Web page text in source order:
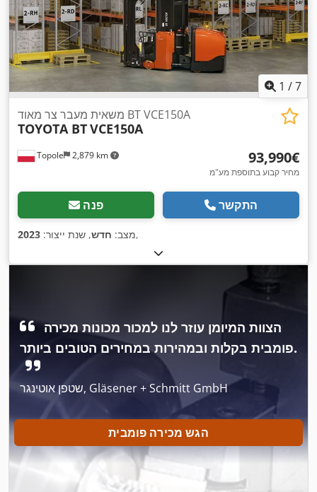
1 /7
Topole 2,879 km
משאית מעבר צר מאוד BT VCE150A
TOYOTA BTVCE150A
‏93,990 ‏€
מחיר קבוע בתוספת מע"מ
פנה התקשר
מצב: חדש, שנת ייצור: 2023 ,
הצוות המיומן עוזר לנו למכור מכונות מכירה
פומבית בקלות ובמהירות במחירים הטובים ביותר.
שטפן אוטינגר, Gläsener + Schmitt GmbH
הגש מכירה פומבית